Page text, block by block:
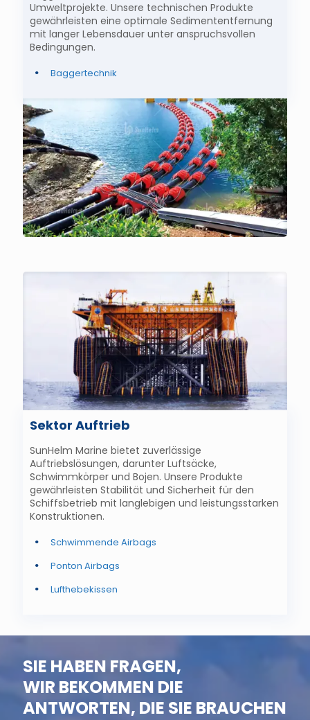
Umweltprojekte. Unsere technischen Produkte
gewährleisten eine optimale Sedimententfernung
mit langer Lebensdauer unter anspruchsvollen
Bedingungen.
Baggertechnik
Sektor Auftrieb
SunHelm Marine bietet zuverlässige
Auftriebslösungen, darunter Luftsäcke,
Schwimmkörper und Bojen. Unsere Produkte
gewährleisten Stabilität und Sicherheit für den
Schiffsbetrieb mit langlebigen und leistungsstarken
Konstruktionen.
Schwimmende Airbags
Ponton Airbags
Lufthebekissen
SIE HABEN FRAGEN,
WIR BEKOMMEN DIE
ANTWORTEN, DIE SIE BRAUCHEN